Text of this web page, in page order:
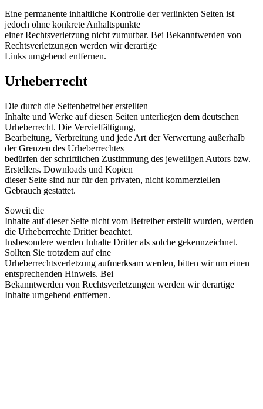
Eine permanente inhaltliche Kontrolle der verlinkten Seiten ist
jedoch ohne konkrete Anhaltspunkte
einer Rechtsverletzung nicht zumutbar. Bei Bekanntwerden von
Rechtsverletzungen werden wir derartige
Links umgehend entfernen.
Urheberrecht
Die durch die Seitenbetreiber erstellten
Inhalte und Werke auf diesen Seiten unterliegen dem deutschen
Urheberrecht. Die Vervielfältigung,
Bearbeitung, Verbreitung und jede Art der Verwertung außerhalb
der Grenzen des Urheberrechtes
bedürfen der schriftlichen Zustimmung des jeweiligen Autors bzw.
Erstellers. Downloads und Kopien
dieser Seite sind nur für den privaten, nicht kommerziellen
Gebrauch gestattet.
Soweit die
Inhalte auf dieser Seite nicht vom Betreiber erstellt wurden, werden
die Urheberrechte Dritter beachtet.
Insbesondere werden Inhalte Dritter als solche gekennzeichnet.
Sollten Sie trotzdem auf eine
Urheberrechtsverletzung aufmerksam werden, bitten wir um einen
entsprechenden Hinweis. Bei
Bekanntwerden von Rechtsverletzungen werden wir derartige
Inhalte umgehend entfernen.